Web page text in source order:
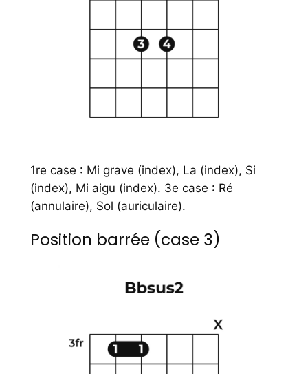
1re case : Mi grave (index), La (index), Si
(index), Mi aigu (index). 3e case : Ré
(annulaire), Sol (auriculaire).
Position barrée (case 3)